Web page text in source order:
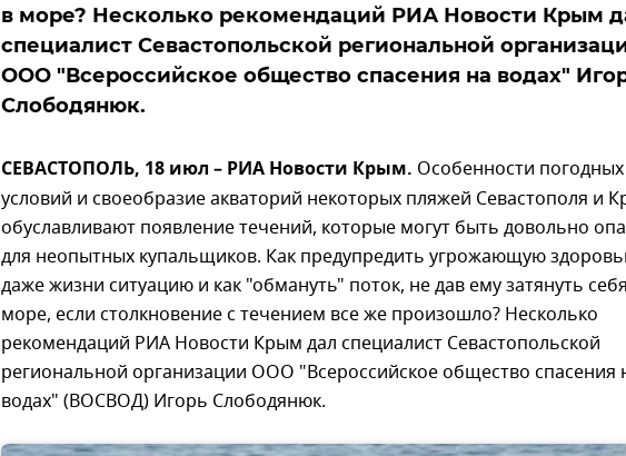
в море? Несколько рекомендаций РИА Новости Крым
специалист Севастопольской региональной
ООО "Всероссийское общество спасения на водах"
Слободянюк.
СЕВАСТОПОЛЬ, 18 июл – РИА Новости Крым. Особенности погодных
условий и своеобразие акваторий некоторых пляжей Севастополя и
обуславливают появление течений, которые могут быть довольно
для неопытных купальщиков. Как предупредить угрожающую
даже жизни ситуацию и как "обмануть" поток, не дав ему затянуть
море, если столкновение с течением все же произошло? Несколько
рекомендаций РИА Новости Крым дал специалист Севастопольской
региональной организации ООО "Всероссийское общество спасения
водах" (ВОСВОД) Игорь Слободянюк.